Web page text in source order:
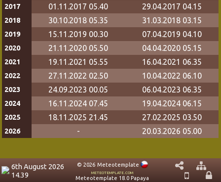
2017 01.11.2017 05.40 29.04.2017 04.15
2018 30.10.2018 05.35 31.03.2018 03.15
2019 15.11.2019 00.30 07.04.2019 04.10
2020 21.11.2020 05.50 04.04.2020 05.15
2021 19.11.2021 05.55 16.04.2021 06.35
2022 27.11.2022 02.50 10.04.2022 06.10
2023 24.09.2023 00.05 06.04.2023 06.35
2024 16.11.2024 07.45 19.04.2024 06.15
2025 18.11.2025 21.45 27.02.2025 03.50
2026 - 20.03.2026 05.00
6th August 2026
14.39
© 2026 Meteotemplate
meteotemplate.com
Meteotemplate 18.0 Papaya